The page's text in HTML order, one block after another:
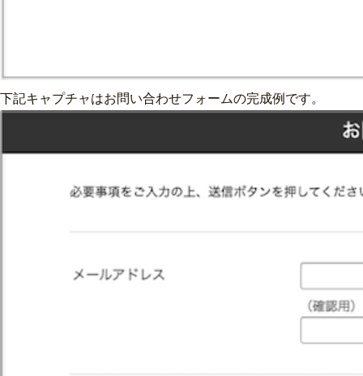
下記キャプチャはお問い合わせフォームの完成例です。